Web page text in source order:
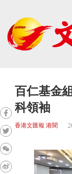
百仁基金
科領袖
香港文匯報 港聞